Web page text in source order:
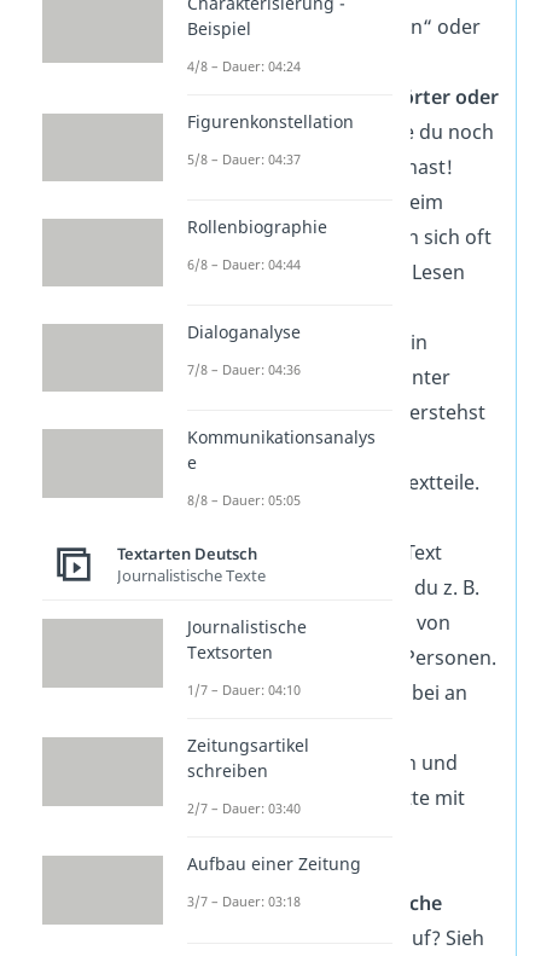
Wörter wie „Folgen“ oder
„Definition“.
Fremdwörter oder
Abschnitte an, die du noch
nicht verstanden hast!
Schwierigkeiten beim
Verständnis lassen sich oft
durch ein zweites Lesen
Gliedere den Text in
Sinnabschnitte.
Unter
Sinnabschnitten verstehst
du inhaltlich
abgeschlossene Textteile.
Sinnabschnitt im Text
beginnt, erkennst du z. B.
an einem Wechsel von
Thema, Ort oder Personen.
Orientiere dich dabei an
Schlüsselbegriffen und
fasse die Abschnitte mit
zusammen.
Fallen dir
sprachliche
auf? Sieh
Beispiel
4/8 – Dauer: 04:24
Figurenkonstellation
5/8 – Dauer: 04:37
Rollenbiographie
6/8 – Dauer: 04:44
Dialoganalyse
7/8 – Dauer: 04:36
Kommunikationsanalys
e
8/8 – Dauer: 05:05
Textarten Deutsch
Journalistische Texte
Journalistische
Textsorten
1/7 – Dauer: 04:10
Zeitungsartikel
schreiben
2/7 – Dauer: 03:40
Aufbau einer Zeitung
3/7 – Dauer: 03:18